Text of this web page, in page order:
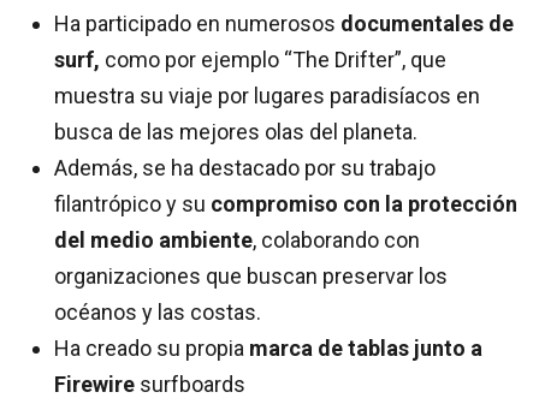
Ha participado en numerosos documentales de
surf, como por ejemplo “The Drifter”, que
muestra su viaje por lugares paradisíacos en
busca de las mejores olas del planeta.
Además, se ha destacado por su trabajo
filantrópico y su compromiso con la protección
del medio ambiente, colaborando con
organizaciones que buscan preservar los
océanos y las costas.
Ha creado su propia marca de tablas junto a
Firewire surfboards